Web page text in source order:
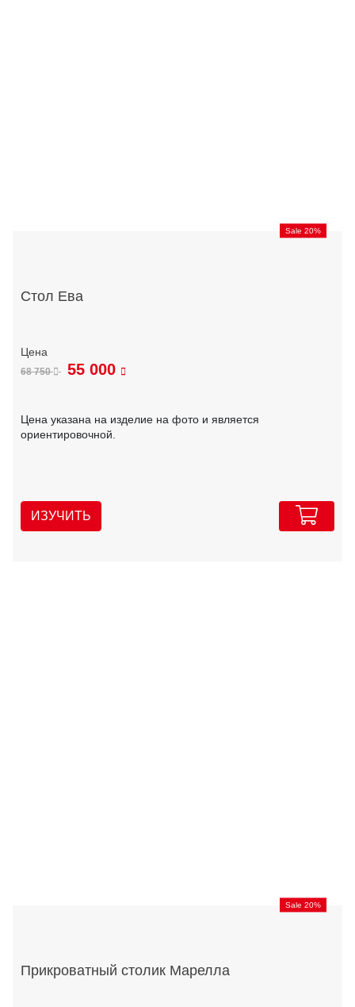
Sale 20%
Стол Ева
68 750 55 000
Цена указана на изделие на фото и является
ориентировочной.
ИЗУЧИТЬ
Sale 20%
Прикроватный столик Марелла